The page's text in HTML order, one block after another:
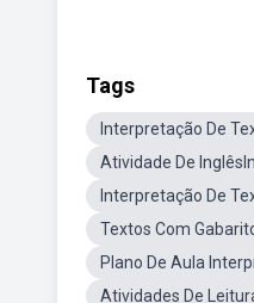
Tags
Interpretação De
Atividade De
Interpretação De
Textos Com
Plano De Aula
Atividades De